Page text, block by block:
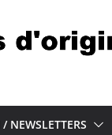
NEWSLETTERS